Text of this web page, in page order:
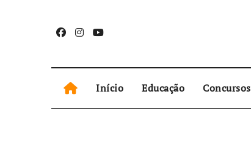
Início Educação Concursos